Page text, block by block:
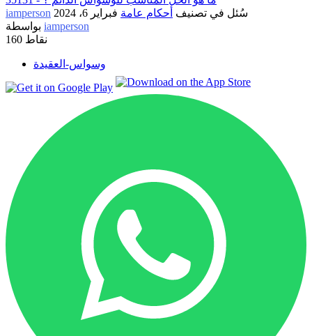
iamperson
سُئل في تصنيف أحكام عامة فبراير 6، 2024
iamperson
160 نقاط
وسواس-العقيدة